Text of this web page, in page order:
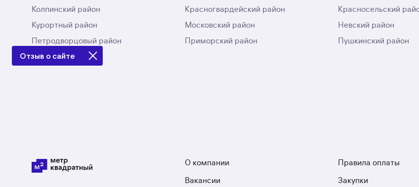
Колпинский район
Красногвардейский район Красносельский
Курортный район
Московский район Невский район
Петродворцовый район
Приморский район Пушкинский район
Отзыв о сайте
О компании
Вакансии
Правила оплаты
Закупки